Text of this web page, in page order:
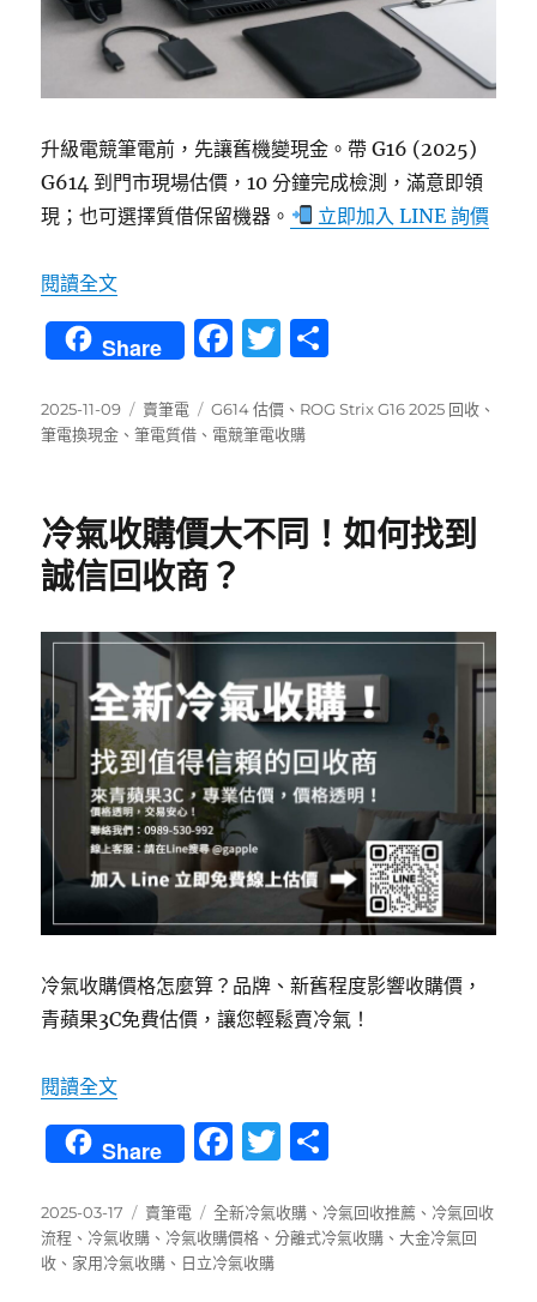
升級電競筆電前，先讓舊機變現金。帶 G16 (2025)
G614 到門市現場估價，10 分鐘完成檢測，滿意即領
現；也可選擇質借保留機器。
立即加入 LINE 詢價
閱讀全文〈ROG Strix G16 (2025) G614 回收換現金懶
Share
F
c
e
o
o
T
it
te
發
佈
2025-11-09
分
類
賣筆電
標
籤
G614 估價 、 ROG Strix G16 2025 回收 、
筆電換現金 、筆電質借 、 電競筆電收購
冷氣收購價大不同！如何找到
誠信回收商？
冷氣收購價格怎麼算？品牌、新舊程度影響收購價，
青蘋果3C免費估價，讓您輕鬆賣冷氣！
閱讀全文〈冷氣收購價大不同！如何找到誠信回收商？〉
Share
F
c
e
T
it
te
發
佈
日
2025-03-17
分
類
賣筆電
標
籤
全新冷氣收購 、 冷氣回收推薦 、 冷氣回收
流程 、 冷氣收購 、 冷氣收購價格 、分離式冷氣收購 、大金冷氣回
收 、 家用冷氣收購 、 日立冷氣收購